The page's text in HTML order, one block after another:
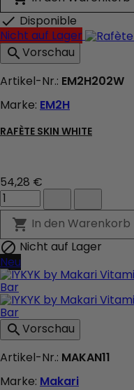
die Haut mit wichtigen
Regenerating
Serum
Produktmengenfeld
 Disponible
Nicht auf Lager
 Vorschau
Artikel-Nr.: EM2H202W
Marke: EM2H
RAFÈTE SKIN WHITE
54,28 €
Rafète
Skin
White
Produktmengenfeld
 In den Warenkorb
 Nicht auf Lager
Neu
 Vorschau
Artikel-Nr.: MAKAN11
Marke: Makari